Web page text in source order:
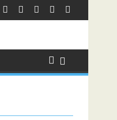
टेबल बुक
कप 2026 का खिताब, लैमिन यामाल के